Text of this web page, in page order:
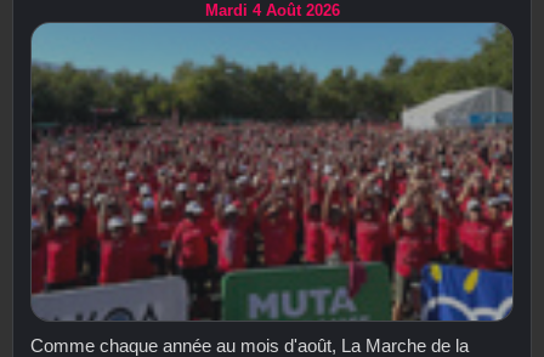
Mardi 4 Août 2026
Comme chaque année au mois d'août, La Marche de la